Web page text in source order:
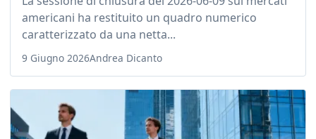
americani ha restituito un quadro numerico
caratterizzato da una netta...
9 Giugno 2026Andrea Dicanto